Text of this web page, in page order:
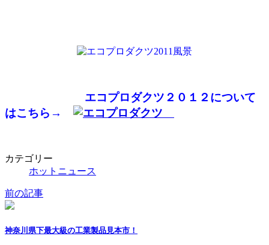
エコプロダクツ２０１２について
はこちら→
カテゴリー
ホットニュース
前の記事
神奈川県下最大級の工業製品見本市！